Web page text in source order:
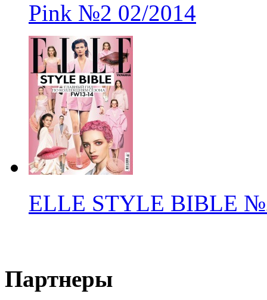
Pink №2 02/2014
ELLE STYLE BIBLE
Партнеры